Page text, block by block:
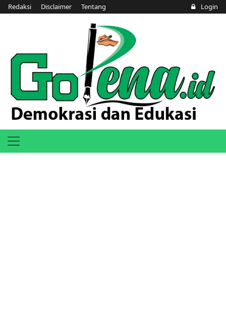
Redaksi Disclaimer Tentang Login